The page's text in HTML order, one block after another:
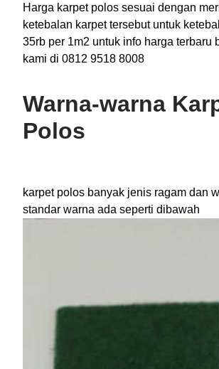
Harga karpet polos sesuai dengan
ketebalan karpet tersebut untuk
35rb per 1m2 untuk info harga terbaru
kami di 0812 9518 8008
Warna-warna
Polos
karpet polos banyak jenis ragam dan
standar warna ada seperti dibawah